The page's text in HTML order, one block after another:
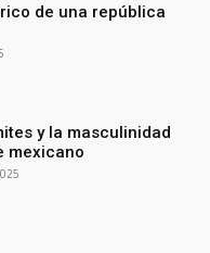
de una república
y la masculinidad
mexicano